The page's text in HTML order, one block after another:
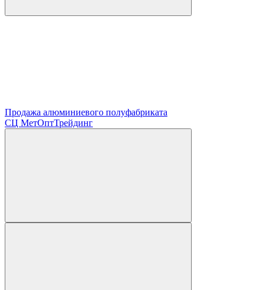
Продажа алюминиевого полуфабриката
СЦ МетОптТрейдинг